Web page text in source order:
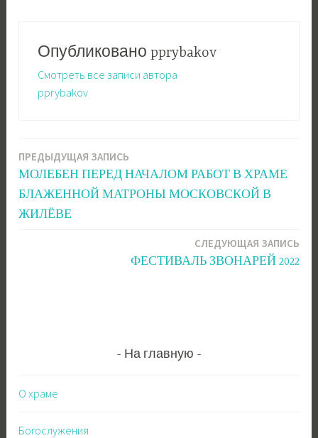
Опубликовано pprybakov
Смотреть все записи автора
pprybakov
Навигация
по
записям
ПРЕДЫДУЩАЯ ЗАПИСЬ
МОЛЕБЕН ПЕРЕД НАЧАЛОМ РАБОТ В ХРАМЕ
БЛАЖЕННОЙ МАТРОНЫ МОСКОВСКОЙ В
ЖИЛЁВЕ
СЛЕДУЮЩАЯ ЗАПИСЬ
ФЕСТИВАЛЬ ЗВОНАРЕЙ 2022
На главную
О храме
Богослужения